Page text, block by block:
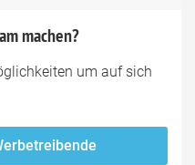
machen?
um auf sich